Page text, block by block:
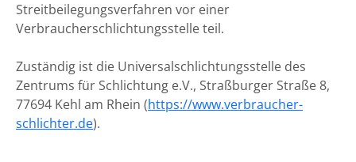
Streitbeilegungsverfahren vor einer
Verbraucherschlichtungsstelle teil.
Zuständig ist die Universalschlichtungsstelle des
Zentrums für Schlichtung e.V., Straßburger Straße 8,
77694 Kehl am Rhein (https://www.verbraucher-
schlichter.de).